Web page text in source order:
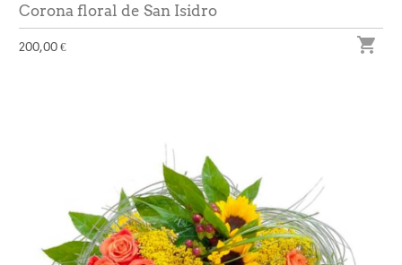
Corona floral de San Isidro
200,00 € 